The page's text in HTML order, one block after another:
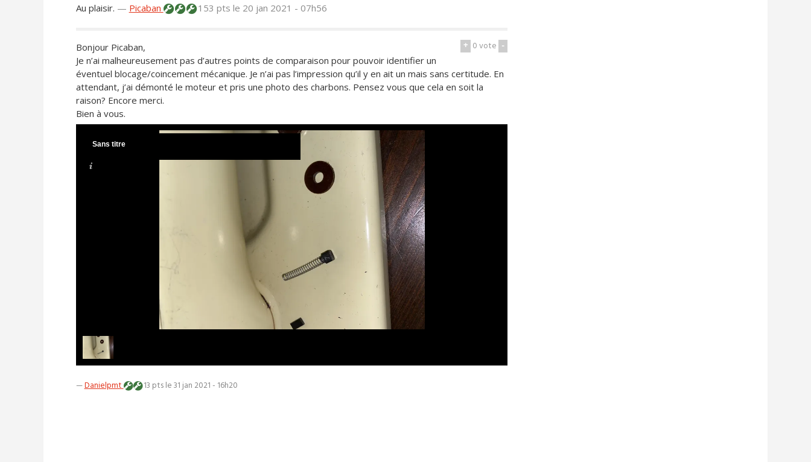
Au plaisir. — Picaban 153 pts le 20 jan 2021 - 07h56
+ 0vote -
Bonjour Picaban,
Je n’ai malheureusement pas d’autres points de comparaison pour pouvoir identifier un
éventuel blocage/coincement mécanique. Je n’ai pas l’impression qu’il y en ait un mais sans certitude. En
attendant, j’ai démonté le moteur et pris une photo des charbons. Pensez vous que cela en soit la
raison? Encore merci.
Bien à vous.
Sans titre
—Danielpmt 13 ptsle 31 jan 2021 - 16h20